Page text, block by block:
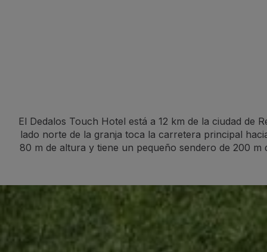
El Dedalos Touch Hotel está a 12 km de la ciudad de
lado norte de la granja toca la carretera principal
80 m de altura y tiene un pequeño sendero de 200